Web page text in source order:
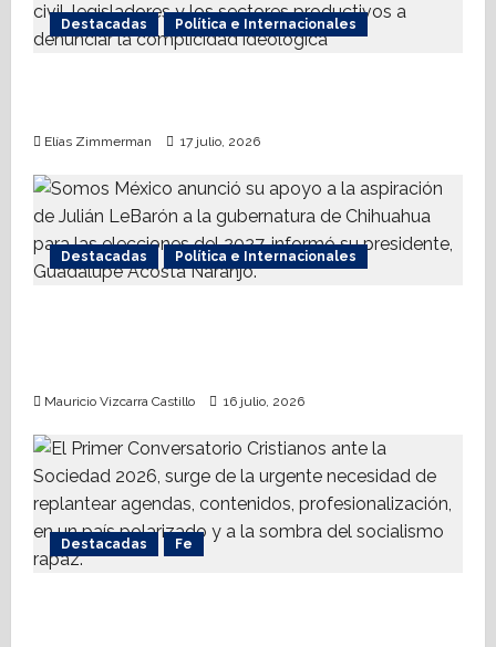
Destacadas Política e Internacionales
Elías Zimmerman 17 julio, 2026
Destacadas Política e Internacionales
Mauricio Vizcarra Castillo 16 julio, 2026
Destacadas Fe